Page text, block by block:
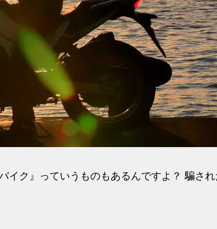
イク』っていうものもあるんですよ？ 騙され